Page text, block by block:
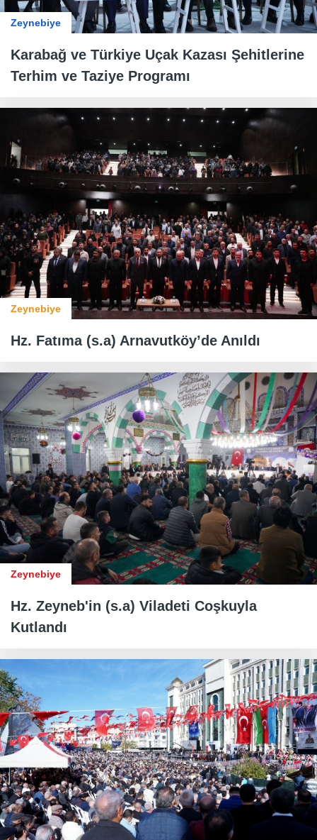
Zeynebiye
Karabağ ve Türkiye Uçak Kazası Şehitlerine
Terhim ve Taziye Programı
Zeynebiye
Hz. Fatıma (s.a) Arnavutköy’de Anıldı
Zeynebiye
Hz. Zeyneb'in (s.a) Viladeti Coşkuyla
Kutlandı